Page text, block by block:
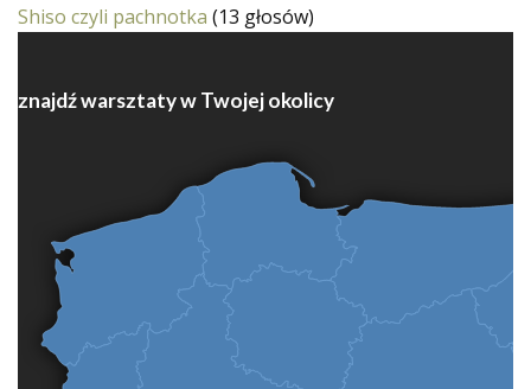
Shiso czyli pachnotka (13 głosów)
znajdź warsztaty w Twojej okolicy